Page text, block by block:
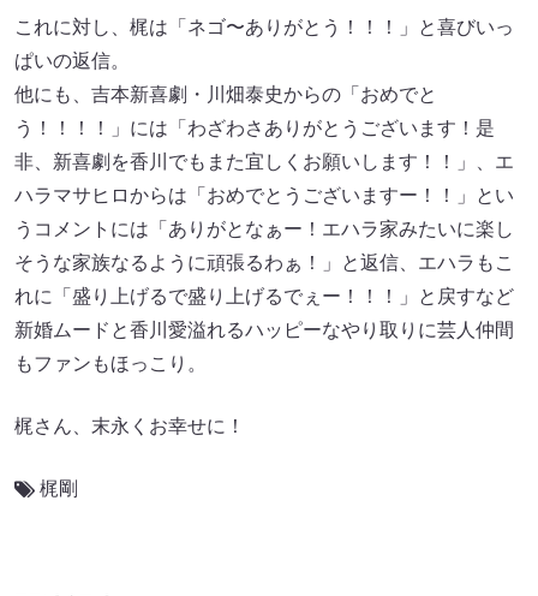
これに対し、梶は「ネゴ〜ありがとう！！！」と喜びいっ
ぱいの返信。
他にも、吉本新喜劇・川畑泰史からの「おめでと
う！！！！」には「わざわさありがとうございます！是
非、新喜劇を香川でもまた宜しくお願いします！！」、エ
ハラマサヒロからは「おめでとうございますー！！」とい
うコメントには「ありがとなぁー！エハラ家みたいに楽し
そうな家族なるように頑張るわぁ！」と返信、エハラもこ
れに「盛り上げるで盛り上げるでぇー！！！」と戻すなど
新婚ムードと香川愛溢れるハッピーなやり取りに芸人仲間
もファンもほっこり。
梶さん、末永くお幸せに！
梶剛